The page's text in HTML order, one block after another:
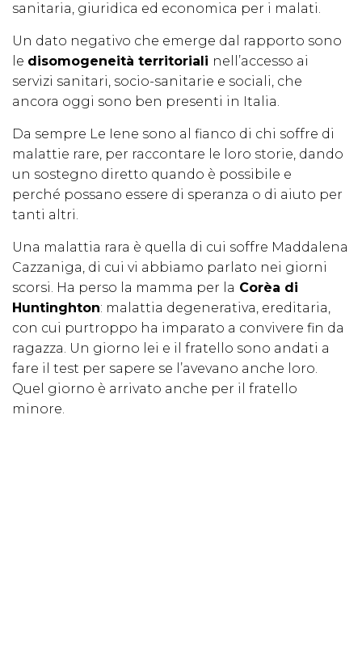
sanitaria, giuridica ed economica per i malati.
Un dato negativo che emerge dal rapporto sono
le disomogeneità territoriali nell’accesso ai
servizi sanitari, socio-sanitarie e sociali, che
ancora oggi sono ben presenti in Italia.
Da sempre Le Iene sono al fianco di chi soffre di
malattie rare, per raccontare le loro storie, dando
un sostegno diretto quando è possibile e
perché possano essere di speranza o di aiuto per
tanti altri.
Una malattia rara è quella di cui soffre Maddalena
Cazzaniga, di cui vi abbiamo parlato nei giorni
scorsi. Ha perso la mamma per la Corèa di
Huntinghton: malattia degenerativa, ereditaria,
con cui purtroppo ha imparato a convivere fin da
ragazza. Un giorno lei e il fratello sono andati a
fare il test per sapere se l’avevano anche loro.
Quel giorno è arrivato anche per il fratello
minore.